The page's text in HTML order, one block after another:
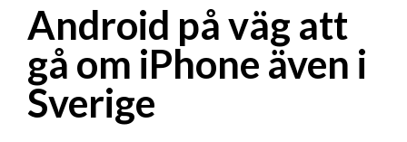
Android på väg att
gå om iPhone även i
Sverige